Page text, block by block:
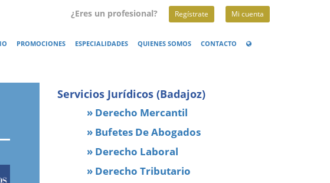
¿Eres un profesional? Regístrate Mi cuenta
PROMOCIONES ESPECIALIDADES QUIENES SOMOS CONTACTO
Servicios Jurídicos (Badajoz)
» Derecho Mercantil
» Bufetes De Abogados
» Derecho Laboral
» Derecho Tributario